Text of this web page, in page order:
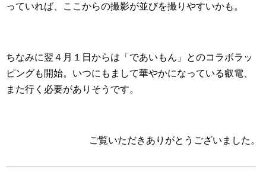
っていれば、ここからの撮影が並びを撮りやすいかも。
ちなみに翌４月１日からは「であいもん」とのコラボラッ
ピングも開始。いつにもまして華やかになっている叡電、
また行く必要がありそうです。
ご覧いただきありがとうございました。